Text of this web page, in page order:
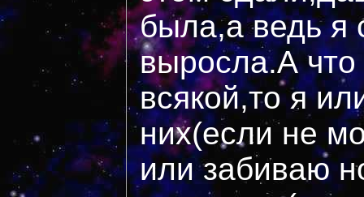
была,а ведь я
выросла.А что
всякой,то я
них(если не
или забиваю